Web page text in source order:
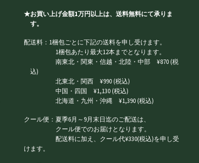
★お買い上げ金額1万円以上は、送料無料にて承りま
す。
配送料：1梱包ごとに下記の送料を申し受けます。
1梱包あたり最大12本までとなります。
南東北・関東・信越・北陸・中部 ¥870 (税
込)
北東北・関西 ¥990 (税込)
中国・四国 ¥1,130 (税込)
北海道・九州・沖縄 ¥1,390 (税込)
クール便：夏季6月～9月末日迄のご配送は、
クール便でのお届けとなります。
配送料に加え、クール代¥330(税込)を申し受
けます。